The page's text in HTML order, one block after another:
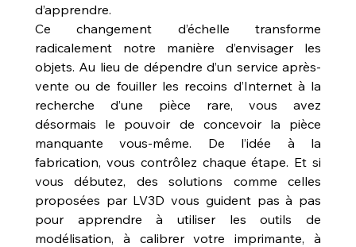
d’apprendre.
Ce changement d’échelle transforme
radicalement notre manière d’envisager les
objets. Au lieu de dépendre d’un service après-
vente ou de fouiller les recoins d’Internet à la
recherche d’une pièce rare, vous avez
désormais le pouvoir de concevoir la pièce
manquante vous-même. De l’idée à la
fabrication, vous contrôlez chaque étape. Et si
vous débutez, des solutions comme celles
proposées par LV3D vous guident pas à pas
pour apprendre à utiliser les outils de
modélisation, à calibrer votre imprimante, à